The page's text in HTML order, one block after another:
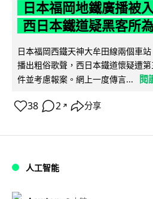
日本福岡地鐵廣播被
西日本鐵道疑黑客所
日本福岡西鐵天神大牟田線兩個車
播出粗俗歌聲，西日本鐵道懷疑遭
件並考慮報案。網上一度傳言...
閱
38 2 ↗ 分享
人工智能